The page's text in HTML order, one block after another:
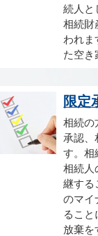
続人と
相続財
われま
た空
限定
相続の
承認、
す。相
相続人
継する
のマイ
るこ
放棄